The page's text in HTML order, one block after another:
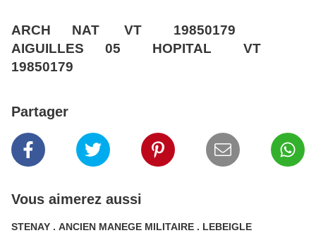
ARCH NAT VT 19850179
AIGUILLES 05 HOPITAL VT
19850179
Partager
Vous aimerez aussi
STENAY . ANCIEN MANEGE MILITAIRE . LEBEIGLE